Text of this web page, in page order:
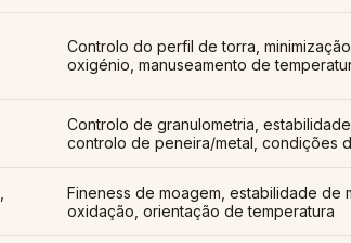
Controlo do perfil de torra,
oxigénio, manuseamento de
Controlo de granulometria,
controlo de peneira/metal, condições
Fineness de moagem, estabilidade de
oxidação, orientação de temperatura